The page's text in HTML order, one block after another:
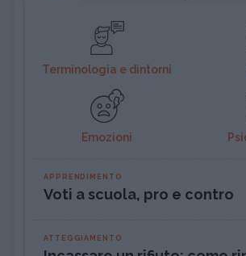
Terminologia e dintorni
Emozioni
APPRENDIMENTO
Voti a scuola, pro e contro
ATTEGGIAMENTO